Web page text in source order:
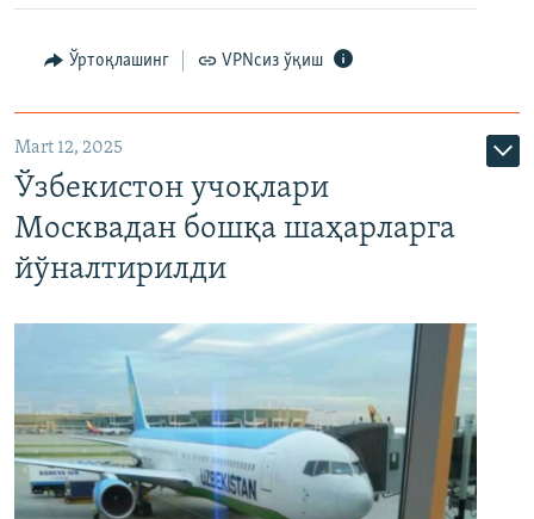
Ўртоқлашинг VPNсиз ўқиш
Mart 12, 2025
Ўзбекистон учоқлари
Москвадан бошқа шаҳарларга
йўналтирилди